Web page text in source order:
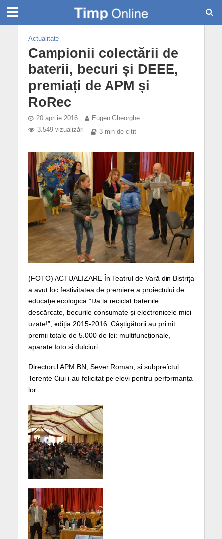
Actualitate
Campionii colectării de
baterii, becuri și DEEE,
premiați de APM și
RoRec
20 aprilie 2016
Eugen Gheorghe
3.549 vizualizări
3 min de citit
(FOTO) ACTUALIZARE În Teatrul de Vară din Bistriţa
a avut loc festivitatea de premiere a proiectului de
educaţie ecologică ”Dă la reciclat bateriile
descărcate, becurile consumate și electronicele mici
uzate!”, ediția 2015-2016. Câștigătorii au primit
premii totale de 5.000 de lei: multifuncționale,
aparate foto și dulciuri.
Directorul APM BN, Sever Roman, și subprefctul
Terente Ciui i-au felicitat pe elevi pentru performanța
lor.